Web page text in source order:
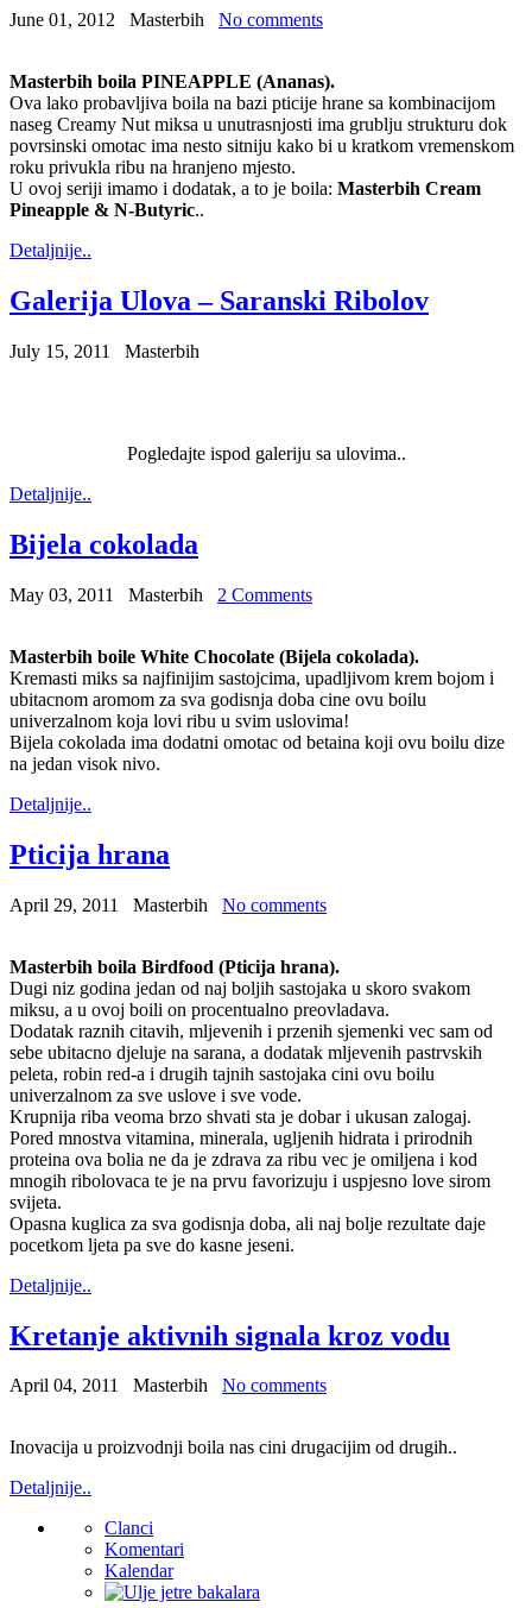
June 01, 2012 Masterbih No comments
Masterbih boila PINEAPPLE (Ananas).
Ova lako probavljiva boila na bazi pticije hrane sa kombinacijom
naseg Creamy Nut miksa u unutrasnjosti ima grublju strukturu dok
povrsinski omotac ima nesto sitniju kako bi u kratkom vremenskom
roku privukla ribu na hranjeno mjesto.
U ovoj seriji imamo i dodatak, a to je boila: Masterbih Cream
Pineapple & N-Butyric..
Detaljnije..
Galerija Ulova – Saranski Ribolov
July 15, 2011 Masterbih
Pogledajte ispod galeriju sa ulovima..
Detaljnije..
Bijela cokolada
May 03, 2011 Masterbih 2 Comments
Masterbih boile White Chocolate (Bijela cokolada).
Kremasti miks sa najfinijim sastojcima, upadljivom krem bojom i
ubitacnom aromom za sva godisnja doba cine ovu boilu
univerzalnom koja lovi ribu u svim uslovima!
Bijela cokolada ima dodatni omotac od betaina koji ovu boilu dize
na jedan visok nivo.
Detaljnije..
Pticija hrana
April 29, 2011 Masterbih No comments
Masterbih boila Birdfood (Pticija hrana).
Dugi niz godina jedan od naj boljih sastojaka u skoro svakom
miksu, a u ovoj boili on procentualno preovladava.
Dodatak raznih citavih, mljevenih i przenih sjemenki vec sam od
sebe ubitacno djeluje na sarana, a dodatak mljevenih pastrvskih
peleta, robin red-a i drugih tajnih sastojaka cini ovu boilu
univerzalnom za sve uslove i sve vode.
Krupnija riba veoma brzo shvati sta je dobar i ukusan zalogaj.
Pored mnostva vitamina, minerala, ugljenih hidrata i prirodnih
proteina ova bolia ne da je zdrava za ribu vec je omiljena i kod
mnogih ribolovaca te je na prvu favorizuju i uspjesno love sirom
svijeta.
Opasna kuglica za sva godisnja doba, ali naj bolje rezultate daje
pocetkom ljeta pa sve do kasne jeseni.
Detaljnije..
Kretanje aktivnih signala kroz vodu
April 04, 2011 Masterbih No comments
Inovacija u proizvodnji boila nas cini drugacijim od drugih..
Detaljnije..
Clanci
Komentari
Kalendar